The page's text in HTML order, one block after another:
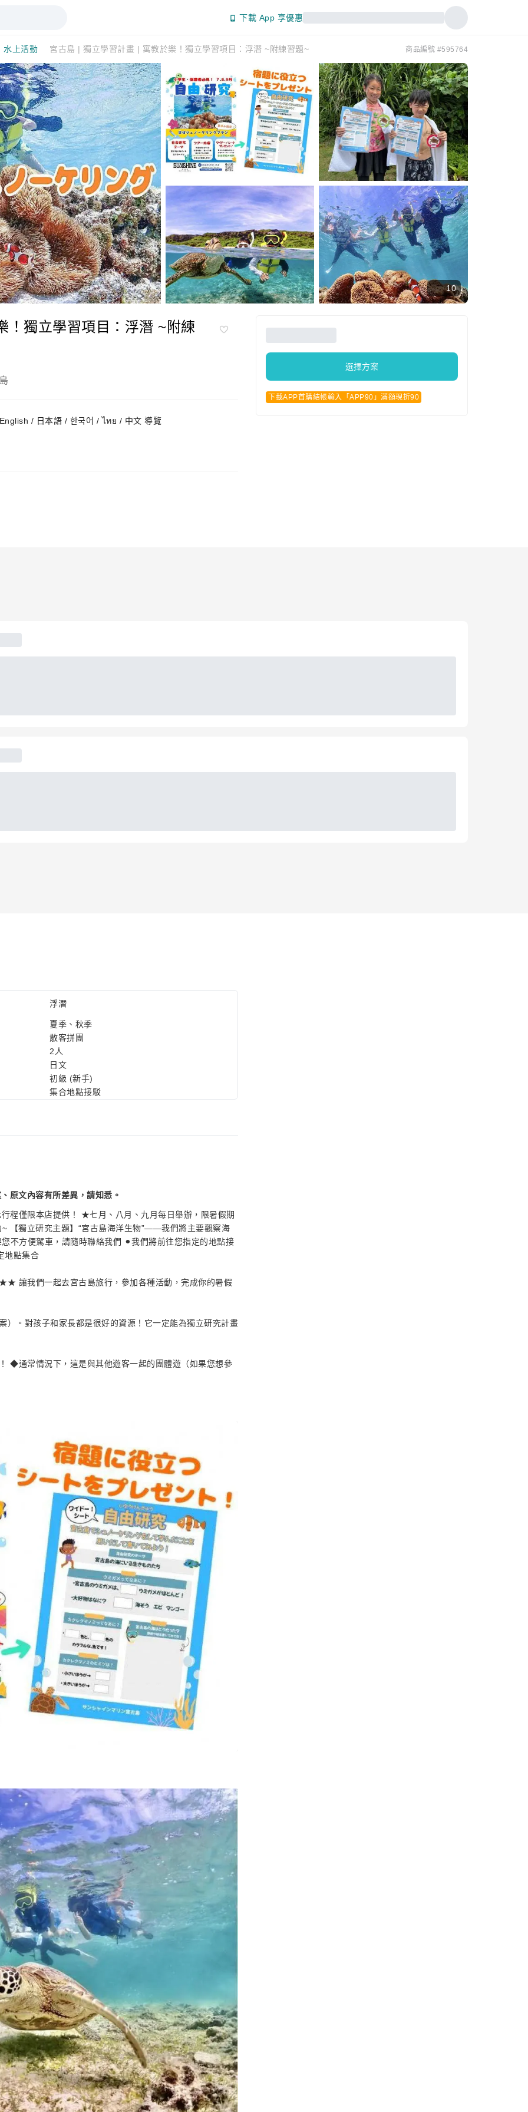
下載 App 享優惠
水上活動 宮古島 | 獨立學習計畫 | 寓教於樂！獨立學習項目：浮潛 ~附練習題~ 商品編號 #595764
10
！獨立學習項目：浮潛 ~附練
/ 日本語 / 한국어 / ไทย / 中文 導覽
選擇方案
下載APP首購結帳輸入「APP90」滿額現折90
浮潛
夏季、秋季
散客拼團
2人
日文
初級 (新手)
集合地點接駁
原文內容有所差異，請知悉。
程僅限本店提供！ ★七月、八月、九月每日舉辦，限暑假期
【獨立研究主題】“宮古島海洋生物”——我們將主要觀察海
不方便駕車，請隨時聯絡我們 ⚫︎我們將前往您指定的地點接
地點集合
我們一起去宮古島旅行，參加各種活動，完成你的暑假
）。對孩子和家長都是很好的資源！它一定能為獨立研究計畫
◆通常情況下，這是與其他遊客一起的團體遊（如果您想參